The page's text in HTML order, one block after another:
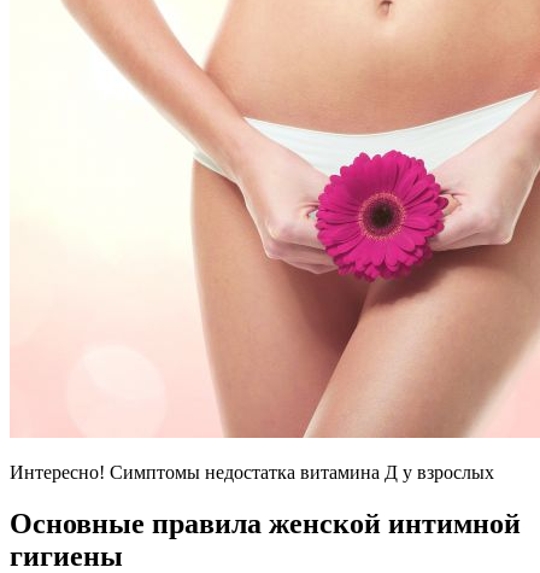
Интересно! Симптомы недостатка витамина Д у взрослых
Основные правила женской интимной
гигиены